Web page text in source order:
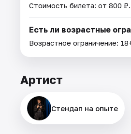
Стоимость билета: от 800 ₽.
Есть ли возрастные
Возрастное ограничение:
Артист
Стендап на опыте